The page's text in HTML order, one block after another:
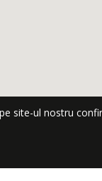
site-ul nostru